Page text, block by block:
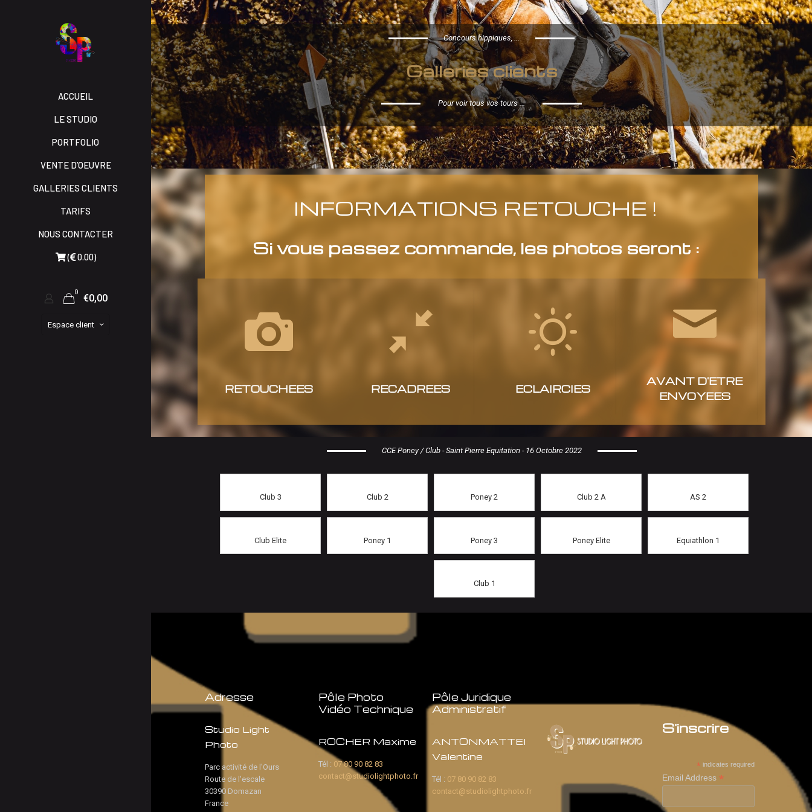
ACCUEIL
LE STUDIO
PORTFOLIO
VENTE D’OEUVRE
GALLERIES CLIENTS
TARIFS
NOUS CONTACTER
( 0.00)
0
€0,00
Espace client
Concours hippiques, ...
Galleries clients
Pour voir tous vos tours ...
INFORMATIONS RETOUCHE !
Si vous passez commande, les photos seront :
RETOUCHEES RECADREES ECLAIRCIES
AVANT D'ETRE
ENVOYEES
CCE Poney / Club - Saint Pierre Equitation - 16 Octobre 2022
Club 3 Club 2 Poney 2 Club 2 A AS 2
Club Elite Poney 1 Poney 3 Poney Elite Equiathlon 1
Club 1
Adresse
Studio Light
Photo
Parc activité de l'Ours
Route de l'escale
30390 Domazan
France
Pôle Photo
Vidéo Technique
ROCHER Maxime
Tél : 07 80 90 82 83
contact@studiolightphoto.fr
Pôle Juridique
Administratif
ANTONMATTEI
Valentine
Tél : 07 80 90 82 83
contact@studiolightphoto.fr
S'inscrire
* indicates required
Email Address *